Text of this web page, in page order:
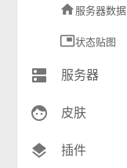
home 服务器数据
picture_in_picture状态贴图
dns 服务器
生存(275)
创造(9)
face 皮肤
layers 插件